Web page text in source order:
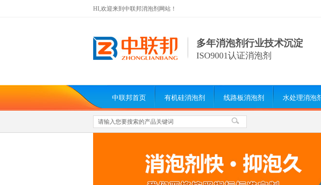
HI,欢迎来到中联邦消泡剂网站！
多年消泡剂行业技术沉淀
ISO9001认证消泡剂
中联邦首页 有机硅消泡剂 线路板消泡剂 水处理消泡